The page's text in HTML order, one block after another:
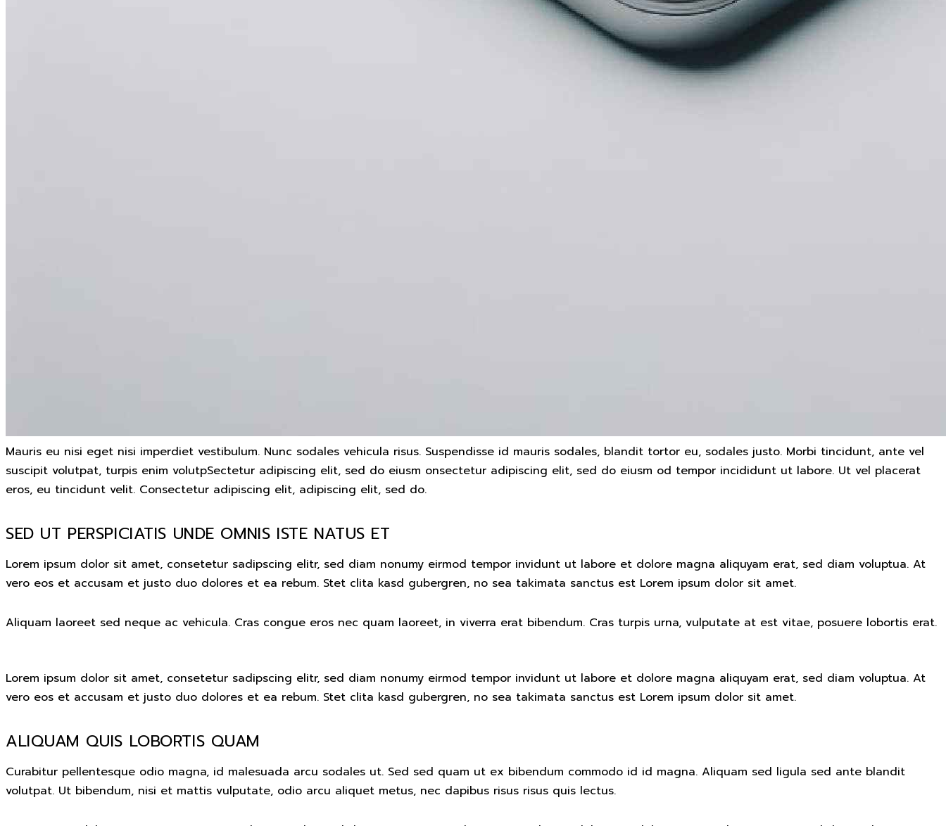
Mauris eu nisi eget nisi imperdiet vestibulum. Nunc sodales vehicula risus. Suspendisse id mauris sodales, blandit tortor eu, sodales justo. Morbi tincidunt, ante vel
suscipit volutpat, turpis enim volutpSectetur adipiscing elit, sed do eiusm onsectetur adipiscing elit, sed do eiusm od tempor incididunt ut labore. Ut vel placerat
eros, eu tincidunt velit. Consectetur adipiscing elit, adipiscing elit, sed do.
SED UT PERSPICIATIS UNDE OMNIS ISTE NATUS ET
Lorem ipsum dolor sit amet, consetetur sadipscing elitr, sed diam nonumy eirmod tempor invidunt ut labore et dolore magna aliquyam erat, sed diam voluptua. At
vero eos et accusam et justo duo dolores et ea rebum. Stet clita kasd gubergren, no sea takimata sanctus est Lorem ipsum dolor sit amet.
Aliquam laoreet sed neque ac vehicula. Cras congue eros nec quam laoreet, in viverra erat bibendum. Cras turpis urna, vulputate at est vitae, posuere lobortis erat.
Lorem ipsum dolor sit amet, consetetur sadipscing elitr, sed diam nonumy eirmod tempor invidunt ut labore et dolore magna aliquyam erat, sed diam voluptua. At
vero eos et accusam et justo duo dolores et ea rebum. Stet clita kasd gubergren, no sea takimata sanctus est Lorem ipsum dolor sit amet.
ALIQUAM QUIS LOBORTIS QUAM
Curabitur pellentesque odio magna, id malesuada arcu sodales ut. Sed sed quam ut ex bibendum commodo id id magna. Aliquam sed ligula sed ante blandit
volutpat. Ut bibendum, nisi et mattis vulputate, odio arcu aliquet metus, nec dapibus risus risus quis lectus.